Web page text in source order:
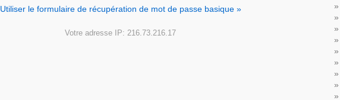
Utiliser le formulaire de récupération de mot de passe basique »
Votre adresse IP: 216.73.216.17